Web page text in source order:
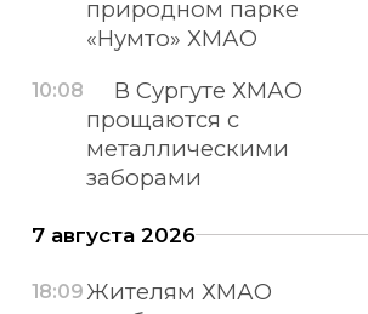
природном парке
«Нумто» ХМАО
10:08
В Сургуте ХМАО
прощаются с
металлическими
заборами
7 августа 2026
18:09Жителям ХМАО